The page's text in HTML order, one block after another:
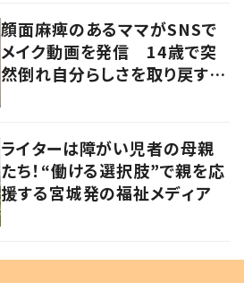
顔面麻痺のあるママがSNSで
メイク動画を発信 14歳で突
然倒れ自分らしさを取り戻すま
ライターは障がい児者の母親
たち！“働ける選択肢”で親を応
援する宮城発の福祉メディア